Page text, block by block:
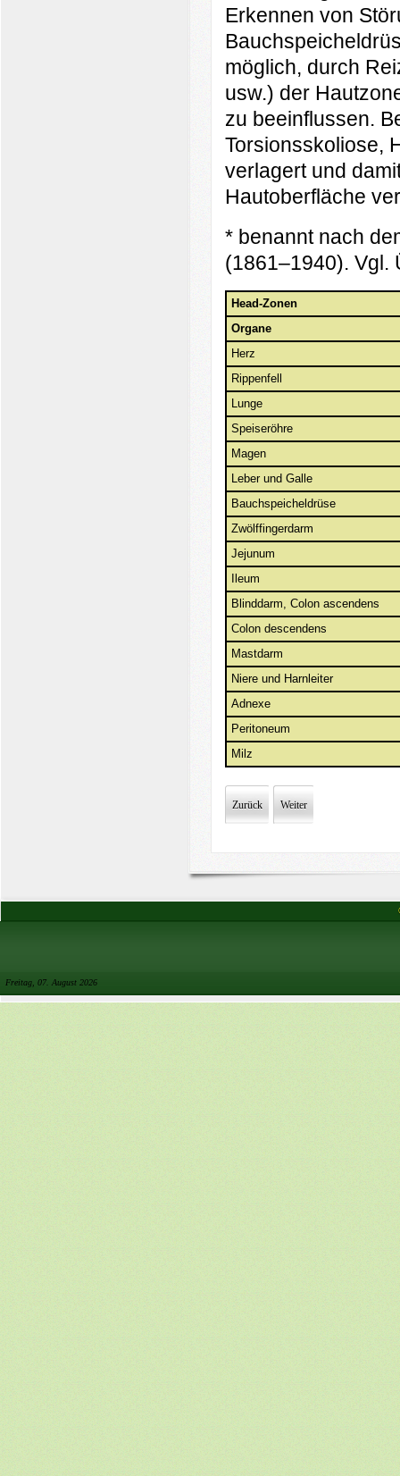
Erkennen von
möglich, durch
usw.) der
zu beeinflussen.
Torsionsskoliose,
verlagert und
Hautoberfläche
* benannt nach
(1861–1940). Vgl.
Head-Zonen
Organe
Herz
Rippenfell
Lunge
Speiseröhre
Magen
Leberund Galle
Bauchspeicheldrüse
Zwölffingerdarm
Jejunum
Ileum
Blinddarm, Colonascendens
Colon descendens
Mastdarm
Niereund Harnleiter
Adnexe
Peritoneum
Milz
Zurück Weiter
Freitag, 07. August 2026